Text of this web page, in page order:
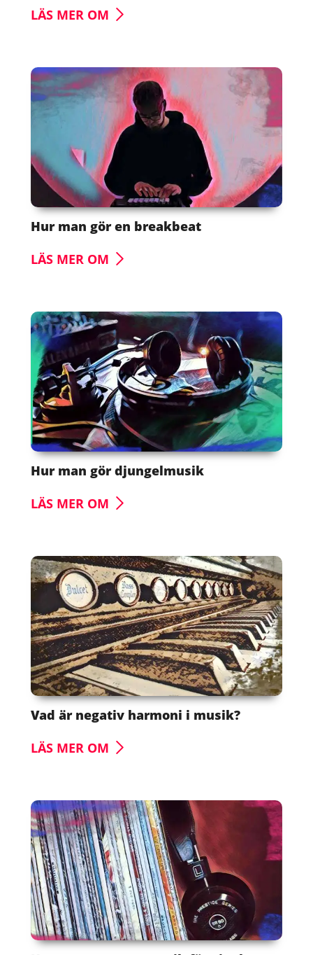
LÄS MER OM
Hur man gör en breakbeat
LÄS MER OM
Hur man gör djungelmusik
LÄS MER OM
Vad är negativ harmoni i musik?
LÄS MER OM